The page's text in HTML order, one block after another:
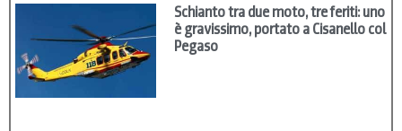
Schianto tra due moto, tre feriti: uno
è gravissimo, portato a Cisanello col
Pegaso